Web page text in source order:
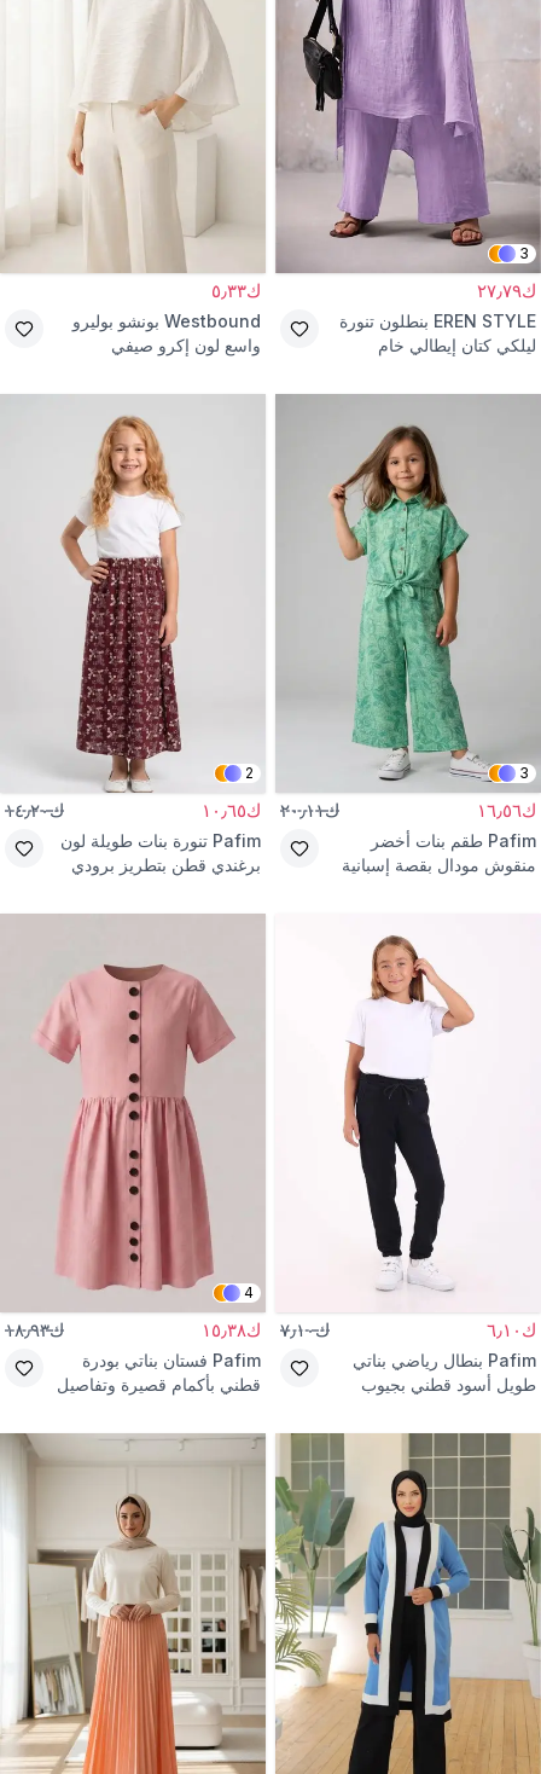
3
ك٢٧٫٧٩
EREN STYLE بنطلون تنورة
ليلكي كتان إيطالي خام
ك٥٫٣٣
Westbound بونشو بوليرو
واسع لون إكرو صيفي
3
ك١٦٫٥٦ ك٢٠٫١١
Pafim طقم بنات أخضر
منقوش مودال بقصة إسبانية
2
ك١٠٫٦٥ ك١٤٫٢٠
Pafim تنورة بنات طويلة لون
برغندي قطن بتطريز برودي
ك٦٫١٠ ك٧٫١٠
Pafim بنطال رياضي بناتي
طويل أسود قطني بجيوب
4
ك١٥٫٣٨ ك١٨٫٩٣
Pafim فستان بناتي بودرة
قطني بأكمام قصيرة وتفاصيل